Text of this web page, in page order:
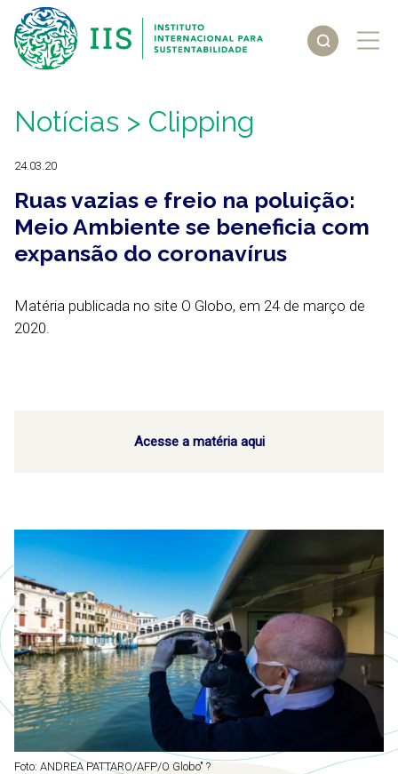
Notícias > Clipping
24.03.20
Ruas vazias e freio na poluição:
Meio Ambiente se beneficia com
expansão do coronavírus
Matéria publicada no site O Globo, em 24 de março de
2020.
Acesse a matéria aqui
Foto: ANDREA PATTARO/AFP/O Globo" ?